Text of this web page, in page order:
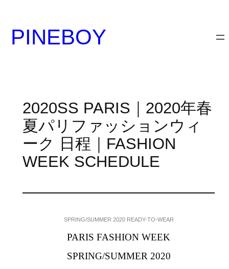
PINEBOY
2020SS PARIS｜2020年春
夏パリファッションウィ
ーク 日程｜FASHION
WEEK SCHEDULE
SPRING/SUMMER 2020 READY-TO-WEAR
PARIS FASHION WEEK
SPRING/SUMMER 2020